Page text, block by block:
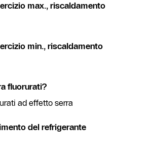
max., riscaldamento
min., riscaldamento
fluorurati?
ad effetto serra
del refrigerante